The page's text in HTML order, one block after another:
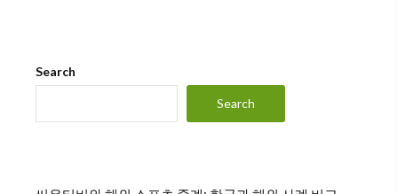
Search
Search